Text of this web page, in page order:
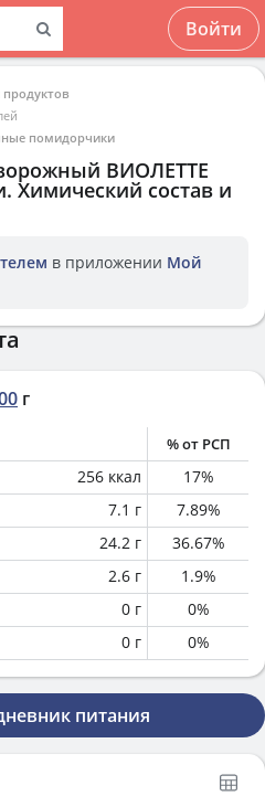
Войти
помидорчики
ВИОЛЕТТЕ
. Химический состав и
в приложении Мой
г
% от РСП
256 ккал 17%
7.1 г 7.89%
24.2 г 36.67%
2.6 г 1.9%
0 г 0%
0 г 0%
питания